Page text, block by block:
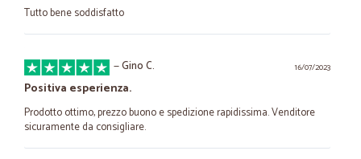
Tutto bene soddisfatto
16/07/2023
—Gino C.
Positiva esperienza.
Prodotto ottimo, prezzo buono e spedizione rapidissima. Venditore
sicuramente da consigliare.